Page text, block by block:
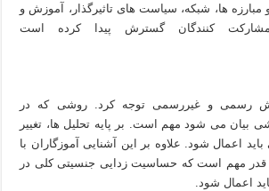
مبارزه ها، شبکه، سیاست های تاثیرگذار، آموزش و
کنندگان گسترش پیدا کرده است
رسمی و غیررسمی توجه کرد. روشی که در
بیان می شود مهم است. بر پایه تحلیل ها، تغییر
اعمال شود. علاوه بر این آشنایی آموزگاران با
مهم است که حساسیت زدایی جنسیتی کلی در
اعمال شود.